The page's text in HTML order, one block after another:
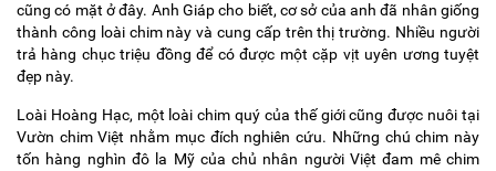
cũng có mặt ở đây. Anh Giáp cho biết, cơ sở của anh đã nhân giống
thành công loài chim này và cung cấp trên thị trường. Nhiều người
trả hàng chục triệu đồng để có được một cặp vịt uyên ương tuyệt
đẹp này.
Loài Hoàng Hạc, một loài chim quý của thế giới cũng được nuôi tại
Vườn chim Việt nhằm mục đích nghiên cứu. Những chú chim này
tốn hàng nghìn đô la Mỹ của chủ nhân người Việt đam mê chim